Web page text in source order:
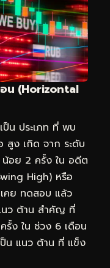
น (Horizontal
น ประเภท ที่ พบ
สูง เกิด จาก ระดับ
อย 2 ครั้ง ใน อดีต
High) หรือ
คย ทดสอบ แล้ว
นว ต้าน สำคัญ ที่
รั้ง ใน ช่วง 6 เดือน
น แนว ต้าน ที่ แข็ง